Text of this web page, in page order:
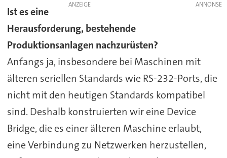
ANZEIGE
Ist es eine
Herausforderung, bestehende
Produktionsanlagen nachzurüsten?
Anfangs ja, insbesondere bei Maschinen mit
älteren seriellen Standards wie RS-232-Ports, die
nicht mit den heutigen Standards kompatibel
sind. Deshalb konstruierten wir eine Device
Bridge, die es einer älteren Maschine erlaubt,
eine Verbindung zu Netzwerken herzustellen,